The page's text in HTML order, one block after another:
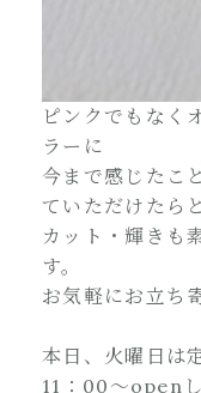
ピンクでもなく
ラーに
今まで感じたこ
ていただけたら
カット・輝きも
す。
お気軽にお立ち
本日、火曜日は
11：00～openし